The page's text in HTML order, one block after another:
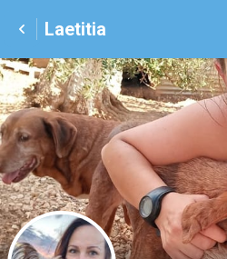
Laetitia